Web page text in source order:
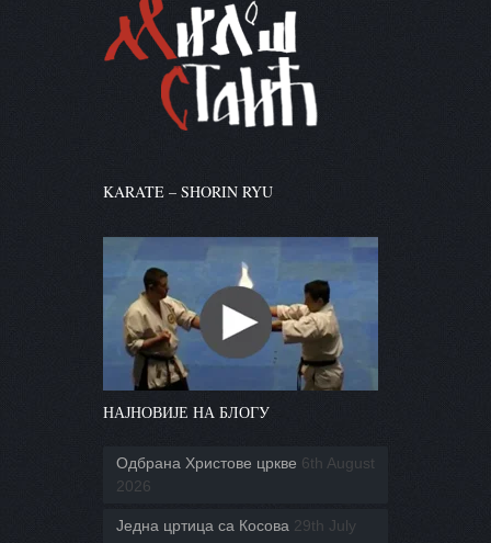
KARATE – SHORIN RYU
НАЈНОВИЈЕ НА БЛОГУ
Одбрана Христове цркве 6th August
2026
Једна цртица са Косова 29th July